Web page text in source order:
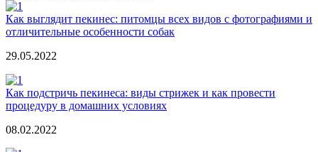
Как выглядит пекинес: питомцы всех видов с фотографиями и
отличительные особенности собак
29.05.2022
Как подстричь пекинеса: виды стрижек и как провести
процедуру в домашних условиях
08.02.2022